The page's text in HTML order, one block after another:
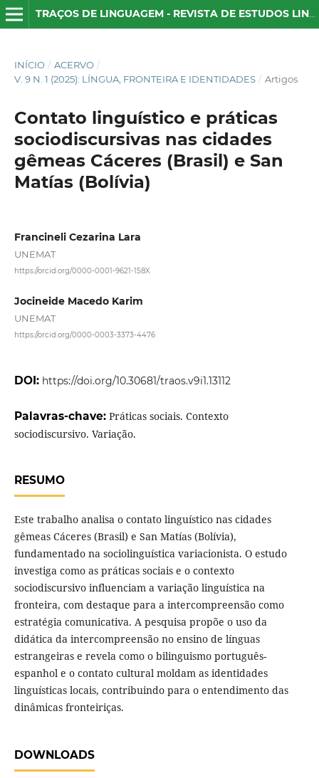
TRAÇOS DE LINGUAGEM - REVISTA DE ESTUDOS LINGUÍSTICOS
INÍCIO / ACERVO /
V. 9 N. 1 (2025): LÍNGUA, FRONTEIRA E IDENTIDADES / Artigos
Contato linguístico e práticas
sociodiscursivas nas cidades
gêmeas Cáceres (Brasil) e San
Matías (Bolívia)
Francineli Cezarina Lara
UNEMAT
https://orcid.org/0000-0001-9621-158X
Jocineide Macedo Karim
UNEMAT
https://orcid.org/0000-0003-3373-4476
DOI: https://doi.org/10.30681/traos.v9i1.13112
Palavras-chave: Práticas sociais. Contexto
sociodiscursivo. Variação.
RESUMO
Este trabalho analisa o contato linguístico nas cidades
gêmeas Cáceres (Brasil) e San Matías (Bolívia),
fundamentado na sociolinguística variacionista. O estudo
investiga como as práticas sociais e o contexto
sociodiscursivo influenciam a variação linguística na
fronteira, com destaque para a intercompreensão como
estratégia comunicativa. A pesquisa propõe o uso da
didática da intercompreensão no ensino de línguas
estrangeiras e revela como o bilinguismo português-
espanhol e o contato cultural moldam as identidades
linguísticas locais, contribuindo para o entendimento das
dinâmicas fronteiriças.
DOWNLOADS